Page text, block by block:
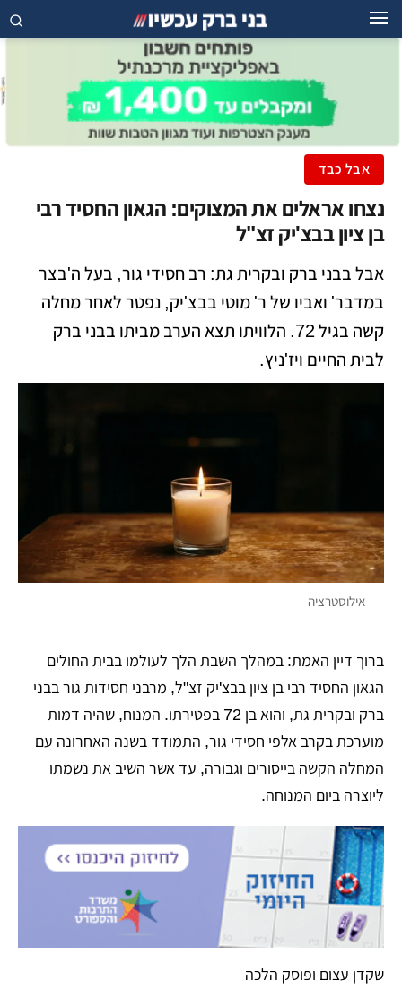
אבל כבד
נצחו אראלים את המצוקים: הגאון החסיד רבי
בן ציון בבצ'יק זצ"ל
​אבל בבני ברק ובקרית גת: רב חסידי גור, בעל ה'בצר
במדבר' ואביו של ר' מוטי בבצ'יק, נפטר לאחר מחלה
קשה בגיל 72. הלוויתו תצא הערב מביתו בבני ברק
לבית החיים ויז'ניץ.
אילוסטרציה
ברוך דיין האמת: במהלך השבת הלך לעולמו בבית החולים
הגאון החסיד רבי בן ציון בבצ'יק זצ"ל, מרבני חסידות גור בבני
ברק ובקרית גת, והוא בן 72 בפטירתו. המנוח, שהיה דמות
מוערכת בקרב אלפי חסידי גור, התמודד בשנה האחרונה עם
המחלה הקשה בייסורים וגבורה, עד אשר השיב את נשמתו
ליוצרה ביום המנוחה.
​שקדן עצום ופוסק הלכה